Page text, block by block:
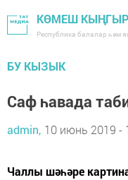
КӨМЕШ
Республика балалар һәм
БУ КЫЗЫК
Саф һавада
admin, 10 июнь 2019 -
Чаллы шәһәре